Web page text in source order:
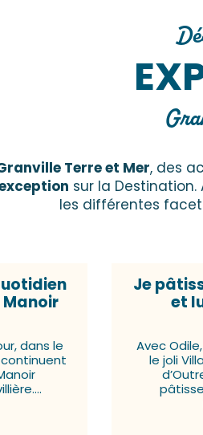
Terre et Mer, des
sur la
les différentes
dans le
continuent
Je
et
Avec
le joli